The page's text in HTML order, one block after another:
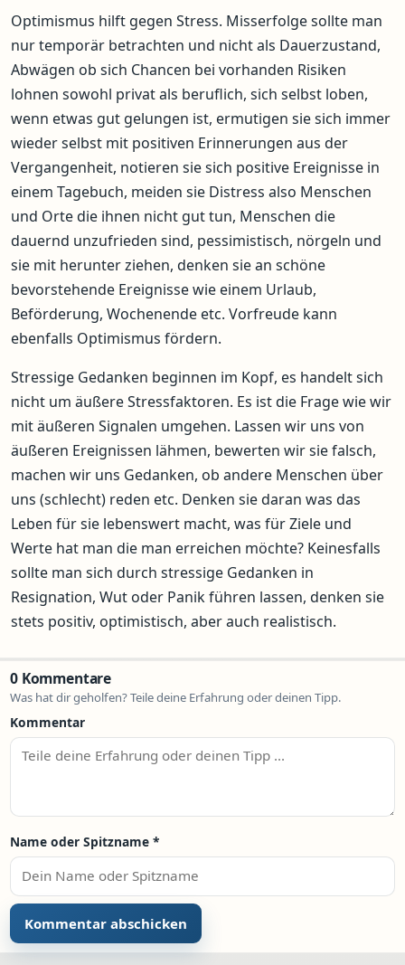
Optimismus hilft gegen Stress. Misserfolge sollte man
nur temporär betrachten und nicht als Dauerzustand,
Abwägen ob sich Chancen bei vorhanden Risiken
lohnen sowohl privat als beruflich, sich selbst loben,
wenn etwas gut gelungen ist, ermutigen sie sich immer
wieder selbst mit positiven Erinnerungen aus der
Vergangenheit, notieren sie sich positive Ereignisse in
einem Tagebuch, meiden sie Distress also Menschen
und Orte die ihnen nicht gut tun, Menschen die
dauernd unzufrieden sind, pessimistisch, nörgeln und
sie mit herunter ziehen, denken sie an schöne
bevorstehende Ereignisse wie einem Urlaub,
Beförderung, Wochenende etc. Vorfreude kann
ebenfalls Optimismus fördern.
Stressige Gedanken beginnen im Kopf, es handelt sich
nicht um äußere Stressfaktoren. Es ist die Frage wie wir
mit äußeren Signalen umgehen. Lassen wir uns von
äußeren Ereignissen lähmen, bewerten wir sie falsch,
machen wir uns Gedanken, ob andere Menschen über
uns (schlecht) reden etc. Denken sie daran was das
Leben für sie lebenswert macht, was für Ziele und
Werte hat man die man erreichen möchte? Keinesfalls
sollte man sich durch stressige Gedanken in
Resignation, Wut oder Panik führen lassen, denken sie
stets positiv, optimistisch, aber auch realistisch.
0 Kommentare
Was hat dir geholfen? Teile deine Erfahrung oder deinen Tipp.
Kommentar
Name oder Spitzname *